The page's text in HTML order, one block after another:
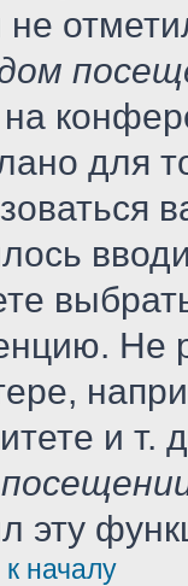
не
для
Не
и т.
эту
началу